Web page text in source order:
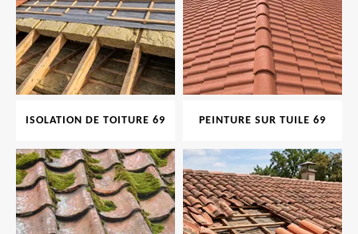
ISOLATION DE TOITURE 69 PEINTURE SUR TUILE 69